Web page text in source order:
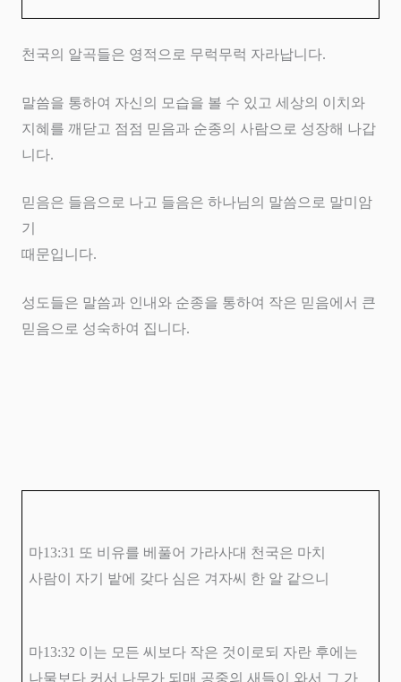
천국의 알곡들은 영적으로 무럭무럭 자라납니다.
말씀을 통하여 자신의 모습을 볼 수 있고 세상의 이치와
지혜를 깨닫고 점점 믿음과 순종의 사람으로 성장해 나갑
니다.
믿음은 들음으로 나고 들음은 하나님의 말씀으로 말미암
기
때문입니다.
성도들은 말씀과 인내와 순종을 통하여 작은 믿음에서 큰
믿음으로 성숙하여 집니다.
마13:31 또 비유를 베풀어 가라사대 천국은 마치
사람이 자기 밭에 갖다 심은 겨자씨 한 알 같으니
마13:32 이는 모든 씨보다 작은 것이로되 자란 후에는
나물보다 커서 나무가 되매 공중의 새들이 와서 그 가